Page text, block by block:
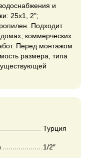
и
25x1, 2";
Подходит
домах, коммерческих
Перед монтажом
размера, типа
Турция
1/2″